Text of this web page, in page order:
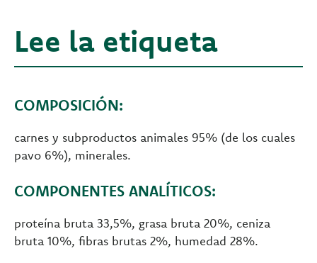
Lee la etiqueta
COMPOSICIÓN:
carnes y subproductos animales 95% (de los cuales
pavo 6%), minerales.
COMPONENTES ANALÍTICOS:
proteína bruta 33,5%, grasa bruta 20%, ceniza
bruta 10%, fibras brutas 2%, humedad 28%.